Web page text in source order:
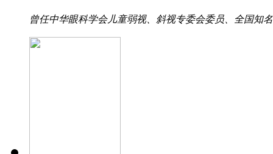
曾任中华眼科学会儿童弱视、斜视专委会委员、全国知